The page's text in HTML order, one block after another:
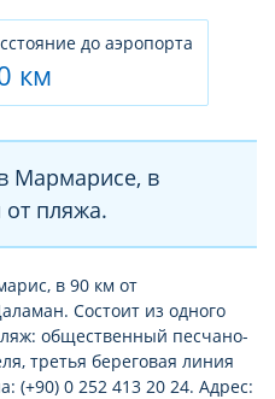
до аэропорта
км
Мармарисе, в
от пляжа.
в 90 км от
Состоит из одного
общественный песчано-
третья береговая линия
(+90) 0 252 413 20 24. Адрес: